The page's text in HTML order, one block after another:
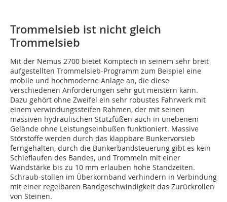
Trommelsieb ist nicht gleich
Trommelsieb
Mit der Nemus 2700 bietet Komptech in seinem sehr breit
aufgestellten Trommelsieb-Programm zum Beispiel eine
mobile und hochmoderne Anlage an, die diese
verschiedenen Anforderungen sehr gut meistern kann.
Dazu gehört ohne Zweifel ein sehr robustes Fahrwerk mit
einem verwindungssteifen Rahmen, der mit seinen
massiven hydraulischen Stützfüßen auch in unebenem
Gelände ohne Leistungseinbußen funktioniert. Massive
Störstoffe werden durch das klappbare Bunkervorsieb
ferngehalten, durch die Bunkerbandsteuerung gibt es kein
Schieflaufen des Bandes, und Trommeln mit einer
Wandstärke bis zu 10 mm erlauben hohe Standzeiten.
Schraub-stollen im Überkornband verhindern in Verbindung
mit einer regelbaren Bandgeschwindigkeit das Zurückrollen
von Steinen.